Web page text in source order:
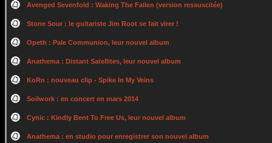
Avenged Sevenfold : Waking The Fallen (version ressuscitée)
Stone Sour : le guitariste Jim Root se fait virer !
Opeth : Pale Communion, leur nouvel album
Anathema : Distant Satellites, leur nouvel album
KoRn : nouveau clip - Spike In My Veins
Soilwork : en concert en mars 2014
Cynic : Kindly Bent To Free Us, leur nouvel album
Anathema : en studio pour enregistrer son nouvel album